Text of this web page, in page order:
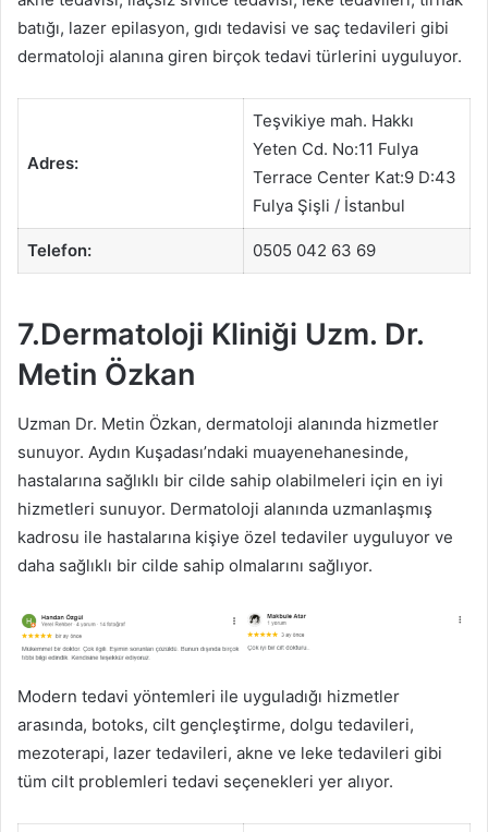
batığı, lazer epilasyon, gıdı tedavisi ve saç tedavileri gibi
dermatoloji alanına giren birçok tedavi türlerini uyguluyor.
Adres:
Teşvikiye mah. Hakkı
Yeten Cd. No:11 Fulya
Terrace Center Kat:9 D:43
Fulya Şişli / İstanbul
Telefon: 0505 042 63 69
7.Dermatoloji Kliniği Uzm. Dr.
Metin Özkan
Uzman Dr. Metin Özkan, dermatoloji alanında hizmetler
sunuyor. Aydın Kuşadası’ndaki muayenehanesinde,
hastalarına sağlıklı bir cilde sahip olabilmeleri için en iyi
hizmetleri sunuyor. Dermatoloji alanında uzmanlaşmış
kadrosu ile hastalarına kişiye özel tedaviler uyguluyor ve
daha sağlıklı bir cilde sahip olmalarını sağlıyor.
Modern tedavi yöntemleri ile uyguladığı hizmetler
arasında, botoks, cilt gençleştirme, dolgu tedavileri,
mezoterapi, lazer tedavileri, akne ve leke tedavileri gibi
tüm cilt problemleri tedavi seçenekleri yer alıyor.